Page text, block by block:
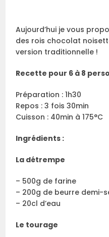
Aujourd’hui je vous
des rois chocolat
version traditionnelle !
Recette pour 6 à 8
Préparation : 1h30
Repos : 3 fois 30min
Cuisson : 40min à 175°C
Ingrédients :
La détrempe
– 500g de farine
– 200g de beurre demi-
– 20cl d’eau
Le tourage